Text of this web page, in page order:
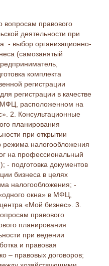
вопросам правового
деятельности при
- выбор организационно-
(самозанятый
комплекта
регистрации
регистрации в качестве
расположенном на
2. Консультационные
планирования
при открытии
режима налогообложения
на профессиональный
подготовка документов
бизнеса в целях
налогообложения; -
окна» в МФЦ,
«Мой бизнес». 3.
правового
планирования
при ведении
и правовая
– правовых договоров;